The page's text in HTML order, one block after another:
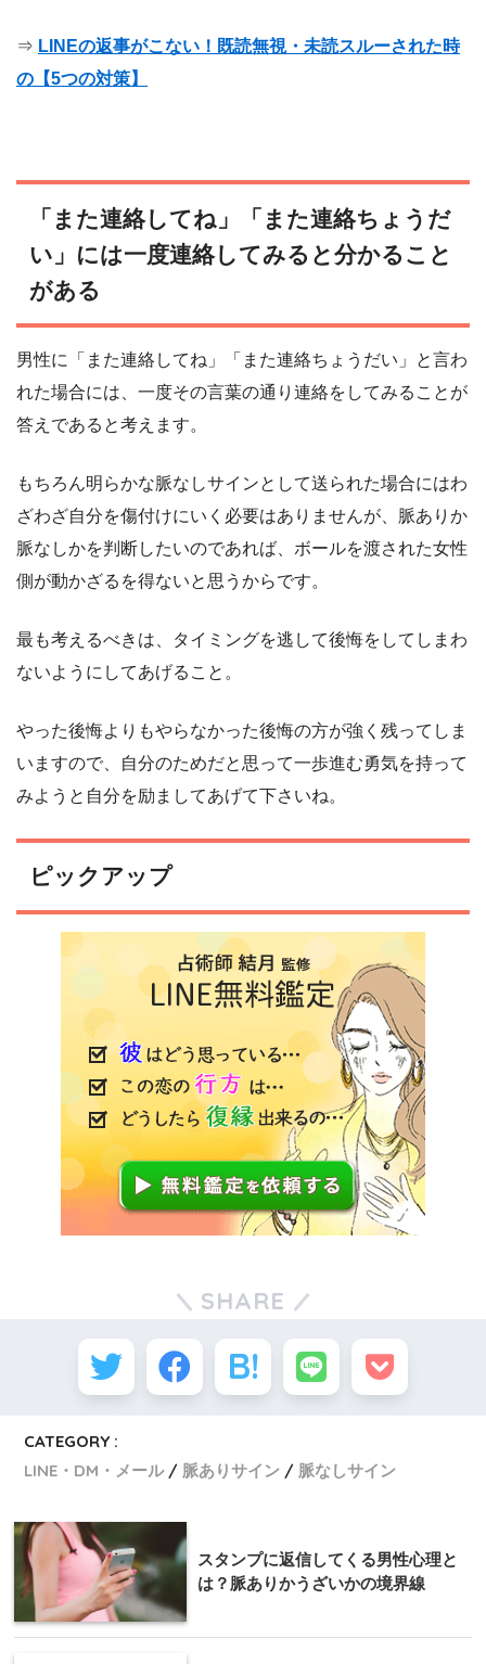
⇒ LINEの返事がこない！既読無視・未読スルーされた時
の【5つの対策】
「また連絡してね」「また連絡ちょうだ
い」には一度連絡してみると分かること
がある
男性に「また連絡してね」「また連絡ちょうだい」と言わ
れた場合には、一度その言葉の通り連絡をしてみることが
答えであると考えます。
もちろん明らかな脈なしサインとして送られた場合にはわ
ざわざ自分を傷付けにいく必要はありませんが、脈ありか
脈なしかを判断したいのであれば、ボールを渡された女性
側が動かざるを得ないと思うからです。
最も考えるべきは、タイミングを逃して後悔をしてしまわ
ないようにしてあげること。
やった後悔よりもやらなかった後悔の方が強く残ってしま
いますので、自分のためだと思って一歩進む勇気を持って
みようと自分を励ましてあげて下さいね。
ピックアップ
SHARE
CATEGORY :
LINE・DM・メール
脈ありサイン 脈なしサイン
スタンプに返信してくる男性心理と
は？脈ありかうざいかの境界線